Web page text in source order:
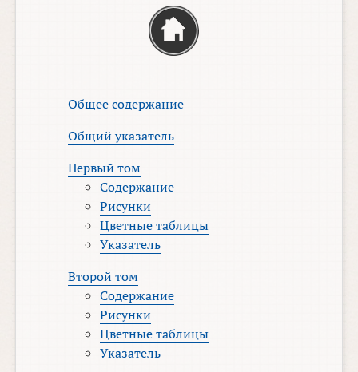
Общее содержание
Общий указатель
Первый том
Содержание
Рисунки
Цветные таблицы
Указатель
Второй том
Содержание
Рисунки
Цветные таблицы
Указатель